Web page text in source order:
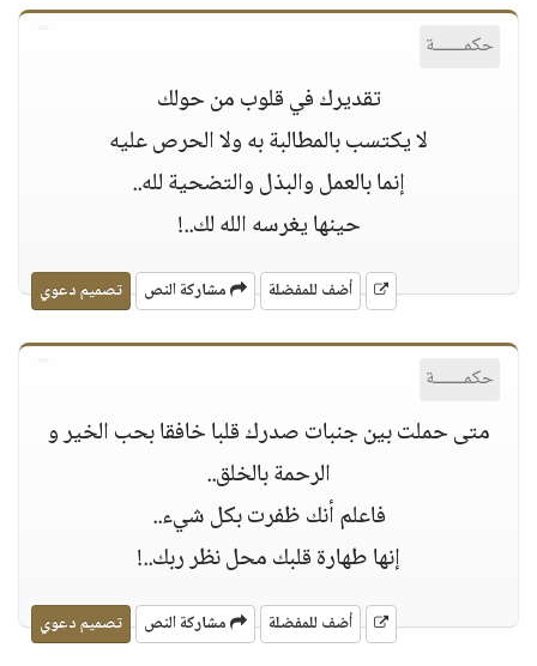
حكمــــــة
تقديرك في قلوب من حولك
ﻻ يكتسب بالمطالبة به وﻻ الحرص عليه
إنما بالعمل والبذل والتضحية لله..
حينها يغرسه الله لك..!
أضف للمفضلة مشاركة النص تصميم دعوي
حكمــــــة
متى حملت بين جنبات صدرك قلبا خافقا بحب الخير و
الرحمة بالخلق..
فاعلم أنك ظفرت بكل شيء..
إنها طهارة قلبك محل نظر ربك..!
أضف للمفضلة مشاركة النص تصميم دعوي